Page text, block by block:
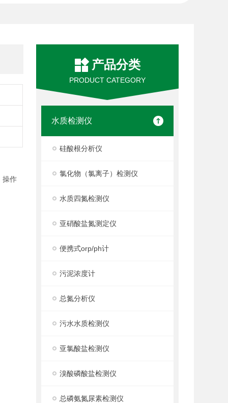
产品分类
PRODUCT CATEGORY
水质检测仪
硅酸根分析仪
氯化物（氯离子）检测仪
水质四氮检测仪
亚硝酸盐氮测定仪
便携式orp/ph计
污泥浓度计
总氮分析仪
污水水质检测仪
亚氯酸盐检测仪
溴酸磷酸盐检测仪
总磷氨氮尿素检测仪
操作